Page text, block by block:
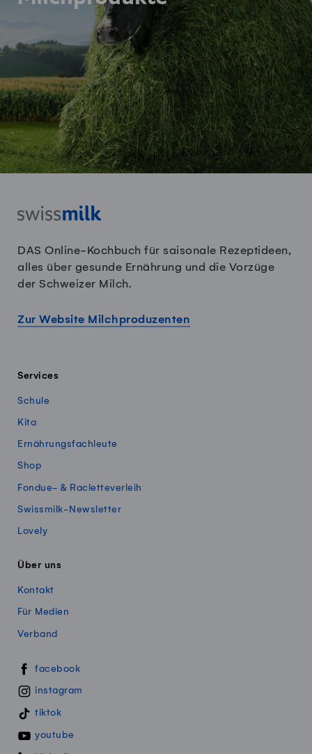
DAS Online-Kochbuch für saisonale Rezeptideen,
alles über gesunde Ernährung und die Vorzüge
der Schweizer Milch.
Zur Website Milchproduzenten
Services
Schule
Kita
Ernährungsfachleute
Shop
Fondue- & Racletteverleih
Swissmilk-Newsletter
Lovely
Über uns
Kontakt
Für Medien
Verband
Swissmillk auf Social Media
facebook
instagram
tiktok
youtube